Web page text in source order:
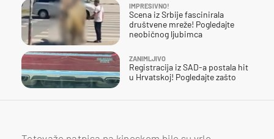
IMPRESIVNO!
Scena iz Srbije fascinirala
društvene mreže! Pogledajte
neobičnog ljubimca
ZANIMLJIVO
Registracija iz SAD-a postala hit
u Hrvatskoj! Pogledajte zašto